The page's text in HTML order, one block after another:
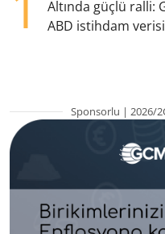
Altında güçlü ralli:
ABD istihdam
Sponsorlu | 2026/